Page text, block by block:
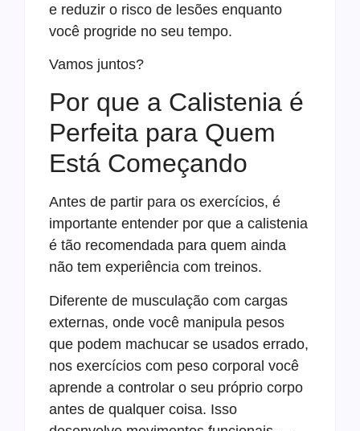
e reduzir o risco de lesões enquanto
você progride no seu tempo.
Vamos juntos?
Por que a Calistenia é
Perfeita para Quem
Está Começando
Antes de partir para os exercícios, é
importante entender por que a calistenia
é tão recomendada para quem ainda
não tem experiência com treinos.
Diferente de musculação com cargas
externas, onde você manipula pesos
que podem machucar se usados errado,
nos exercícios com peso corporal você
aprende a controlar o seu próprio corpo
antes de qualquer coisa. Isso